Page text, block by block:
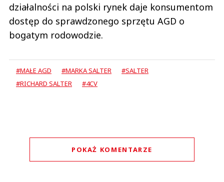
działalności na polski rynek daje konsumentom
dostęp do sprawdzonego sprzętu AGD o
bogatym rodowodzie.
#MAŁE AGD #MARKA SALTER
#SALTER
#RICHARD SALTER
#4CV
POKAŻ KOMENTARZE